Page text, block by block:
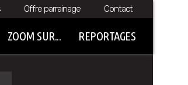
Offre parrainage Contact
ZOOM SUR... REPORTAGES